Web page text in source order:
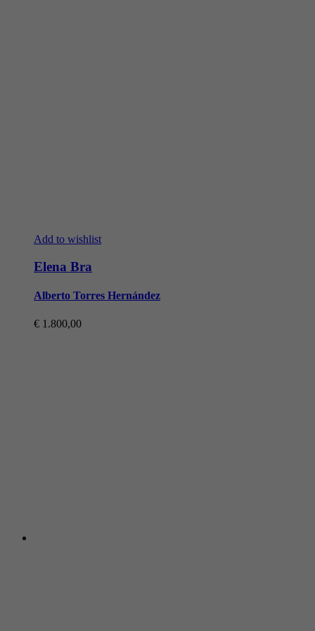
Add to wishlist
Elena Bra
Alberto Torres Hernández
€ 1.800,00